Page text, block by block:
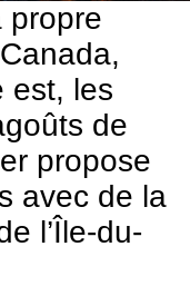
propre
est, les
de
propose
avec de la
l’Île-du-